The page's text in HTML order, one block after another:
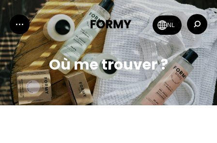
NL
:
Où me trouver ?